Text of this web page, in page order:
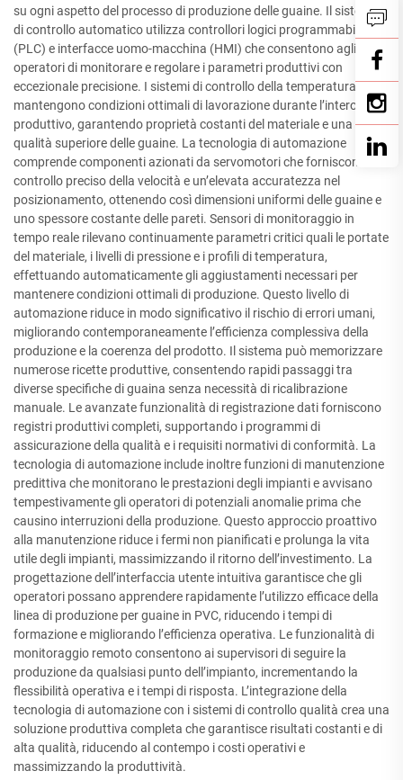
su ogni aspetto del processo di produzione delle guaine. Il sistema
di controllo automatico utilizza controllori logici programmabili
(PLC) e interfacce uomo-macchina (HMI) che consentono agli
operatori di monitorare e regolare i parametri produttivi con
eccezionale precisione. I sistemi di controllo della temperatura
mantengono condizioni ottimali di lavorazione durante l’intero ciclo
produttivo, garantendo proprietà costanti del materiale e una
qualità superiore delle guaine. La tecnologia di automazione
comprende componenti azionati da servomotori che forniscono un
controllo preciso della velocità e un’elevata accuratezza nel
posizionamento, ottenendo così dimensioni uniformi delle guaine e
uno spessore costante delle pareti. Sensori di monitoraggio in
tempo reale rilevano continuamente parametri critici quali le portate
del materiale, i livelli di pressione e i profili di temperatura,
effettuando automaticamente gli aggiustamenti necessari per
mantenere condizioni ottimali di produzione. Questo livello di
automazione riduce in modo significativo il rischio di errori umani,
migliorando contemporaneamente l’efficienza complessiva della
produzione e la coerenza del prodotto. Il sistema può memorizzare
numerose ricette produttive, consentendo rapidi passaggi tra
diverse specifiche di guaina senza necessità di ricalibrazione
manuale. Le avanzate funzionalità di registrazione dati forniscono
registri produttivi completi, supportando i programmi di
assicurazione della qualità e i requisiti normativi di conformità. La
tecnologia di automazione include inoltre funzioni di manutenzione
predittiva che monitorano le prestazioni degli impianti e avvisano
tempestivamente gli operatori di potenziali anomalie prima che
causino interruzioni della produzione. Questo approccio proattivo
alla manutenzione riduce i fermi non pianificati e prolunga la vita
utile degli impianti, massimizzando il ritorno dell’investimento. La
progettazione dell’interfaccia utente intuitiva garantisce che gli
operatori possano apprendere rapidamente l’utilizzo efficace della
linea di produzione per guaine in PVC, riducendo i tempi di
formazione e migliorando l’efficienza operativa. Le funzionalità di
monitoraggio remoto consentono ai supervisori di seguire la
produzione da qualsiasi punto dell’impianto, incrementando la
flessibilità operativa e i tempi di risposta. L’integrazione della
tecnologia di automazione con i sistemi di controllo qualità crea una
soluzione produttiva completa che garantisce risultati costanti e di
alta qualità, riducendo al contempo i costi operativi e
massimizzando la produttività.